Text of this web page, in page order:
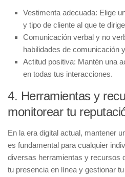
Vestimenta adecuada: Elige
y tipo de cliente al que te
Comunicación verbal y no
habilidades de comunicación
Actitud positiva: Mantén una
en todas tus interacciones.
4. Herramientas y
monitorear tu
En la era digital actual, mantener
es fundamental para cualquier
diversas herramientas y recursos
tu presencia en línea y gestionar